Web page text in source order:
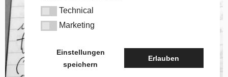
TechnicalTechnical
MarketingMarketing
Einstellungen
speichern
Erlauben